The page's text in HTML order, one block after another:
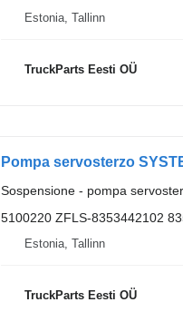
Estonia, Tallinn
TruckParts Eesti OÜ
Sospensione - pompa
5100220 ZFLS-8353442102
Estonia, Tallinn
TruckParts Eesti OÜ